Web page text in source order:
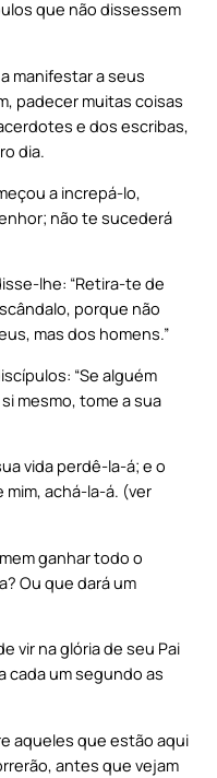
que não dissessem
manifestar a seus
padecer muitas coisas
e dos escribas,
dia.
a increpá-lo,
não te sucederá
lhe: “Retira-te de
porque não
mas dos homens.”
“Se alguém
mesmo, tome a sua
vida perdê-la-á; e o
mim, achá-la-á. (ver
ganhar todo o
Ou que dará um
vir na glória de seu Pai
cada um segundo as
aqueles que estão aqui
antes que vejam